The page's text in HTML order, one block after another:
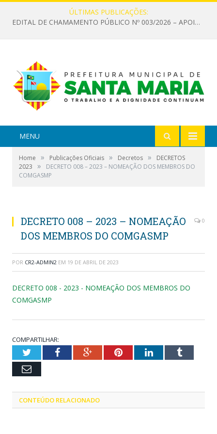
ÚLTIMAS PUBLICAÇÕES:
EDITAL DE CHAMAMENTO PÚBLICO Nº 003/2026 – APOIO À INFRAESTRUTURA CULTURAL
MENU
Home » Publicações Oficiais » Decretos »
DECRETOS
2023
»
DECRETO 008 – 2023 – NOMEAÇÃO DOS MEMBROS DO
COMGASMP
DECRETO 008 – 2023 – NOMEAÇÃO
DOS MEMBROS DO COMGASMP
0
POR CR2-ADMIN2 EM 19 DE ABRIL DE 2023
DECRETO 008 - 2023 - NOMEAÇÃO DOS MEMBROS DO
COMGASMP
COMPARTILHAR:
TwitterFacebookGoogle+PinterestLinkedInTumblr
Email
CONTEÚDO RELACIONADO